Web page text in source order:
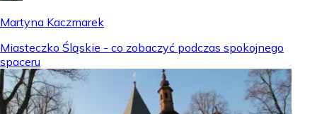
Martyna Kaczmarek
Miasteczko Śląskie - co zobaczyć podczas spokojnego
spaceru